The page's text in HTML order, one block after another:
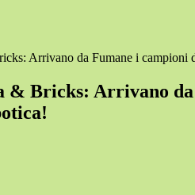
Arrivano da Fumane i campioni
& Bricks: Arrivano